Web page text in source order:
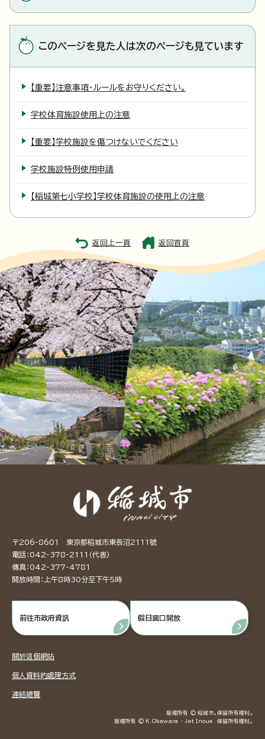
このページを見た人は次のページも見ています
【重要】注意事項・ルールをお守りください。
学校体育施設使用上の注意
【重要】学校施設を傷つけないでください
学校施設特例使用申請
【稲城第七小学校】学校体育施設の使用上の注意
返回上一頁 返回首頁
〒206-8601 東京都稻城市東長沼2111號
電話：042-378-2111（代表）
傳真：042-377-4781
開放時間：上午8時30分至下午5時
前往市政府資訊 假日窗口開放
關於這個網站
個人資料的處理方式
連結總覽
版權所有 © 稻城市。保留所有權利。
版權所有 © K.Okawara ・ Jet Inoue. 保留所有權利。